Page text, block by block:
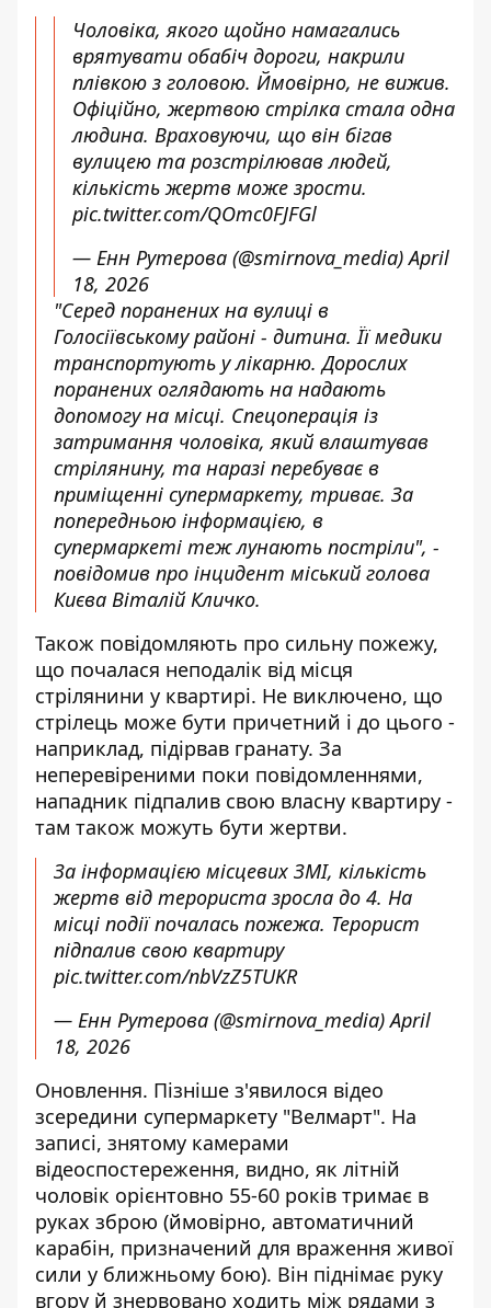
Чоловіка, якого щойно намагались
врятувати обабіч дороги, накрили
плівкою з головою. Ймовірно, не вижив.
Офіційно, жертвою стрілка стала одна
людина. Враховуючи, що він бігав
вулицею та розстрілював людей,
кількість жертв може зрости.
pic.twitter.com/QOmc0FJFGl
— Енн Рутерова (@smirnova_media)April
18, 2026
"Серед поранених на вулиці в
Голосіївському районі - дитина. Її медики
транспортують у лікарню. Дорослих
поранених оглядають на надають
допомогу на місці. Спецоперація із
затримання чоловіка, який влаштував
стрілянину, та наразі перебуває в
приміщенні супермаркету, триває. За
попередньою інформацією, в
супермаркеті теж лунають постріли", -
повідомив про інцидент міський голова
Києва Віталій Кличко.
Також повідомляють про сильну пожежу,
що почалася неподалік від місця
стрілянини у квартирі. Не виключено, що
стрілець може бути причетний і до цього -
наприклад, підірвав гранату. За
неперевіреними поки повідомленнями,
нападник підпалив свою власну квартиру -
там також можуть бути жертви.
За інформацією місцевих ЗМІ, кількість
жертв від терориста зросла до 4. На
місці події почалась пожежа. Терорист
підпалив свою квартиру
pic.twitter.com/nbVzZ5TUKR
— Енн Рутерова (@smirnova_media)April
18, 2026
Оновлення. Пізніше з'явилося відео
зсередини супермаркету "Велмарт". На
записі, знятому камерами
відеоспостереження, видно, як літній
чоловік орієнтовно 55-60 років тримає в
руках зброю (ймовірно, автоматичний
карабін, призначений для враження живої
сили у ближньому бою). Він піднімає руку
вгору й знервовано ходить між рядами з